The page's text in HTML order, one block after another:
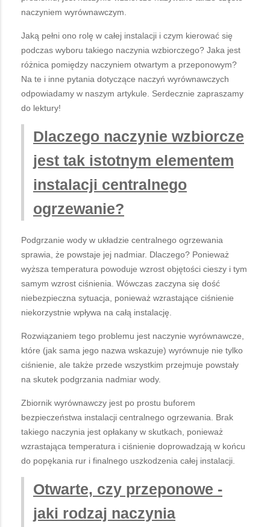
naczyniem wyrównawczym.
Jaką pełni ono rolę w całej instalacji i czym kierować się
podczas wyboru takiego naczynia wzbiorczego? Jaka jest
różnica pomiędzy naczyniem otwartym a przeponowym?
Na te i inne pytania dotyczące naczyń wyrównawczych
odpowiadamy w naszym artykule. Serdecznie zapraszamy
do lektury!
Dlaczego naczynie wzbiorcze
jest tak istotnym elementem
instalacji centralnego
ogrzewanie?
Podgrzanie wody w układzie centralnego ogrzewania
sprawia, że powstaje jej nadmiar. Dlaczego? Ponieważ
wyższa temperatura powoduje wzrost objętości cieszy i tym
samym wzrost ciśnienia. Wówczas zaczyna się dość
niebezpieczna sytuacja, ponieważ wzrastające ciśnienie
niekorzystnie wpływa na całą instalację.
Rozwiązaniem tego problemu jest naczynie wyrównawcze,
które (jak sama jego nazwa wskazuje) wyrównuje nie tylko
ciśnienie, ale także przede wszystkim przejmuje powstały
na skutek podgrzania nadmiar wody.
Zbiornik wyrównawczy jest po prostu buforem
bezpieczeństwa instalacji centralnego ogrzewania. Brak
takiego naczynia jest opłakany w skutkach, ponieważ
wzrastająca temperatura i ciśnienie doprowadzają w końcu
do popękania rur i finalnego uszkodzenia całej instalacji.
Otwarte, czy przeponowe -
jaki rodzaj naczynia